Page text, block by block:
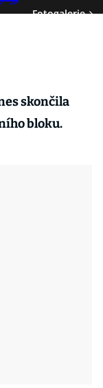
Fotogalerie
skončila
bloku.